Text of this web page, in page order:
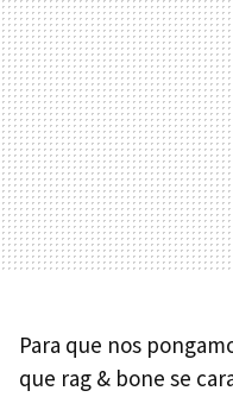
Para que nos
que rag & bone se